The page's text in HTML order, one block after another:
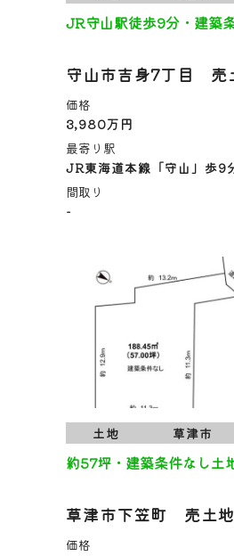
JR守山駅徒歩9分・建築
守山市吉身7丁目 売
価格
3,980万円
最寄り駅
JR東海道本線「守山」歩9
間取り
-
土地 草津市
約57坪・建築条件なし土
草津市下笠町 売土地
価格